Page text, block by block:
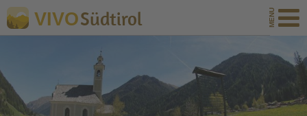
VIVOSüdtirol